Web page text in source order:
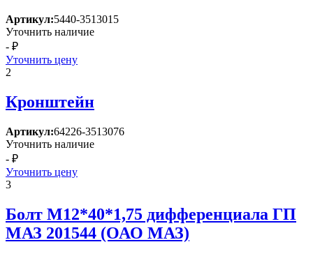
Артикул:5440-3513015
Уточнить наличие
- ₽
Уточнить цену
2
Кронштейн
Артикул:64226-3513076
Уточнить наличие
- ₽
Уточнить цену
3
Болт М12*40*1,75 дифференциала ГП
МАЗ 201544 (ОАО МАЗ)